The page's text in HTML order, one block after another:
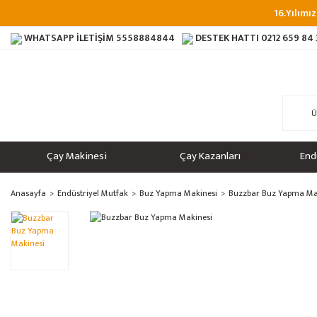
WHATSAPP İLETİŞİM 5558884844 DESTEK HATTI 0212 659 84
Çay Makinesi Çay Kazanları
Anasayfa Endüstriyel Mutfak Buz Yapma Makinesi Buzzbar Buz Yapma